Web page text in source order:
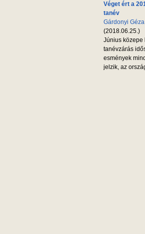
Véget ért a
tanév
Gárdonyi
(2018.06.25.)
Június közepe
tanévzárás
esmények
jelzik, az